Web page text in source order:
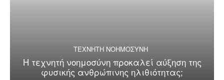
ΤΕΧΝΗΤΗ ΝΟΗΜΟΣΥΝΗ
Η τεχνητή νοημοσύνη προκαλεί αύξηση της
φυσικής ανθρώπινης ηλιθιότητας;